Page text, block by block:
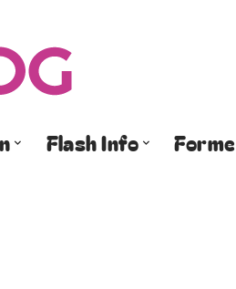
Flash Info Forme